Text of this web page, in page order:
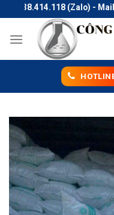
to
content
(Zalo) - Mail: